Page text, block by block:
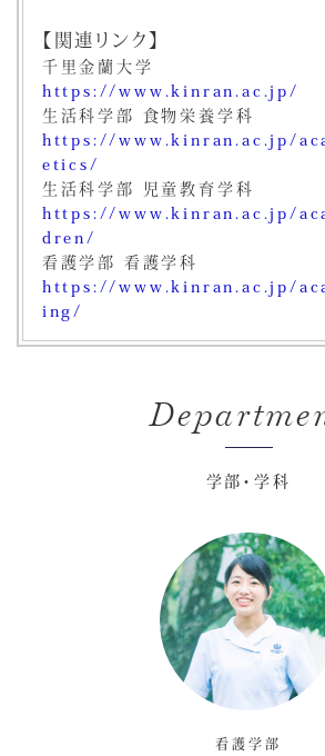
【関連リンク】
千里金蘭大学
https://www.kinran.ac.jp/
生活科学部 食物栄養学科
https://www.kinran.ac.jp/
etics/
生活科学部 児童教育学科
https://www.kinran.ac.jp/
dren/
看護学部 看護学科
https://www.kinran.ac.jp/
ing/
学部・学科
看護学部